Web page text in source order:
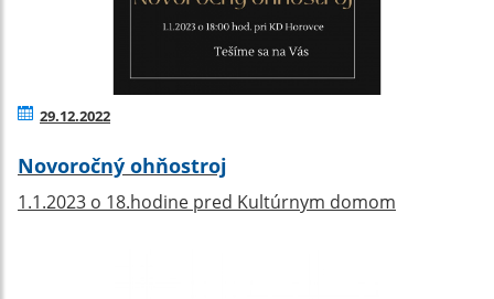
29.12.2022
Novoročný ohňostroj
1.1.2023 o 18.hodine pred Kultúrnym domom